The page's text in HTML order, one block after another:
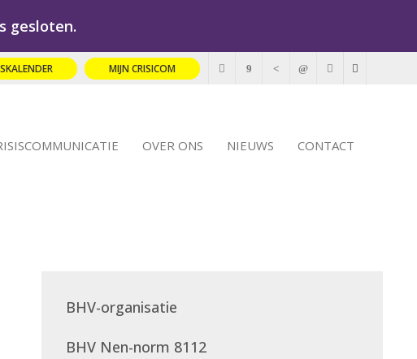
gesloten.
MIJN CRISICOM
OVER ONS NIEUWS CONTACT
BHV-organisatie
BHV Nen-norm 8112